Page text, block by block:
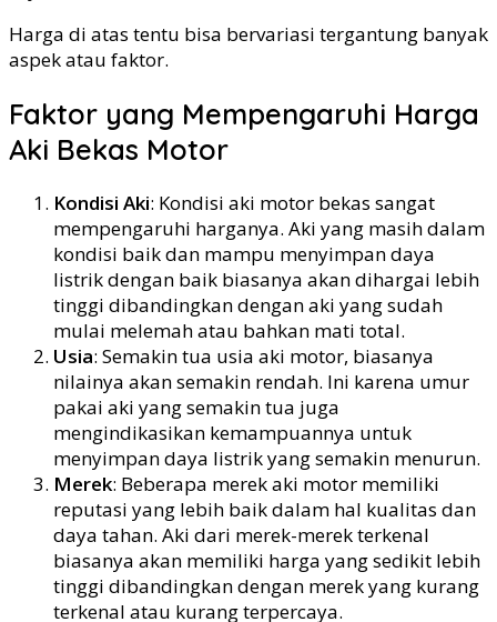
Harga di atas tentu bisa bervariasi tergantung banyak
aspek atau faktor.
Faktor yang Mempengaruhi Harga
Aki Bekas Motor
Kondisi Aki: Kondisi aki motor bekas sangat
mempengaruhi harganya. Aki yang masih dalam
kondisi baik dan mampu menyimpan daya
listrik dengan baik biasanya akan dihargai lebih
tinggi dibandingkan dengan aki yang sudah
mulai melemah atau bahkan mati total.
Usia: Semakin tua usia aki motor, biasanya
nilainya akan semakin rendah. Ini karena umur
pakai aki yang semakin tua juga
mengindikasikan kemampuannya untuk
menyimpan daya listrik yang semakin menurun.
Merek: Beberapa merek aki motor memiliki
reputasi yang lebih baik dalam hal kualitas dan
daya tahan. Aki dari merek-merek terkenal
biasanya akan memiliki harga yang sedikit lebih
tinggi dibandingkan dengan merek yang kurang
terkenal atau kurang terpercaya.